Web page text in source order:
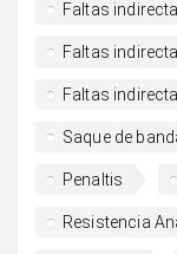
Faltas
Faltas
Faltas
Saque de
Penaltis
Resistencia